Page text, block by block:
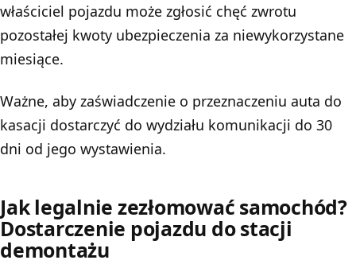
właściciel pojazdu może zgłosić chęć zwrotu
pozostałej kwoty ubezpieczenia za niewykorzystane
miesiące.
Ważne, aby zaświadczenie o przeznaczeniu auta do
kasacji dostarczyć do wydziału komunikacji do 30
dni od jego wystawienia.
Jak legalnie zezłomować samochód?
Dostarczenie pojazdu do stacji
demontażu